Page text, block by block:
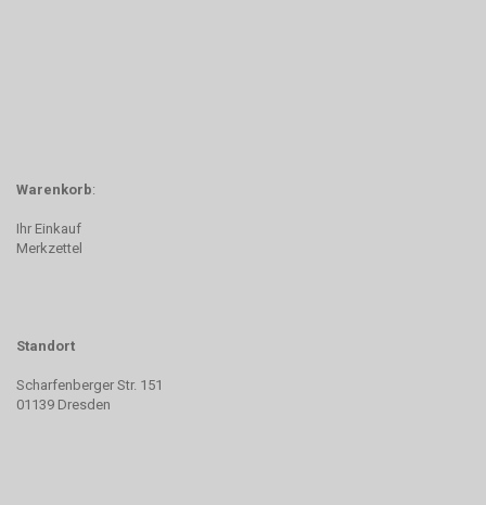
Warenkorb:
Ihr Einkauf
Merkzettel
Standort
Scharfenberger Str. 151
01139 Dresden